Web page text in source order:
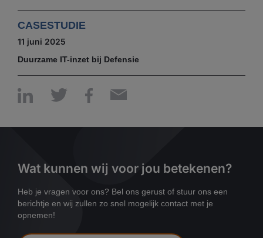
CASESTUDIE
11 juni 2025
Duurzame IT-inzet bij Defensie
Wat kunnen wij voor jou betekenen?
Heb je vragen voor ons? Bel ons gerust of stuur ons een
berichtje en wij zullen zo snel mogelijk contact met je
opnemen!